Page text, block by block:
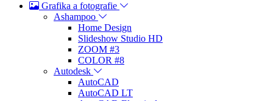
Grafika a fotografie
Ashampoo
Home Design
Slideshow Studio HD
ZOOM #3
COLOR #8
Autodesk
AutoCAD
AutoCAD LT